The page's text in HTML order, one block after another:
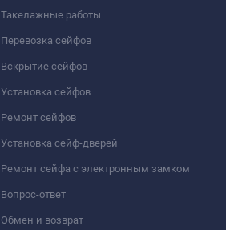
Такелажные работы
Перевозка сейфов
Вскрытие сейфов
Установка сейфов
Ремонт сейфов
Установка сейф-дверей
Ремонт сейфа с электронным замком
Вопрос-ответ
Обмен и возврат